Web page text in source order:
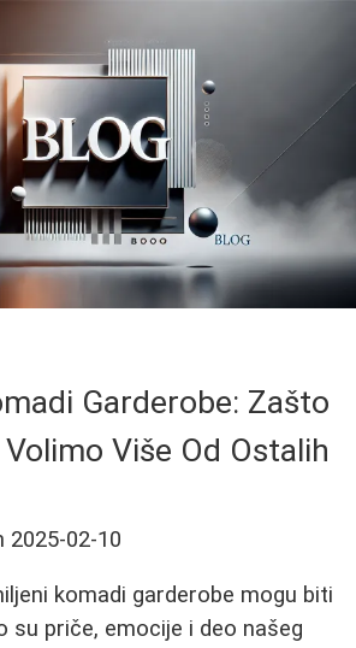
Garderobe: Zašto
Više Od Ostalih
2025-02-10
komadi garderobe mogu biti
su priče, emocije i deo našeg